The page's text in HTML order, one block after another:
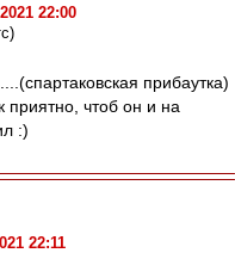
22:00
прибаутка)
приятно, чтоб он и на
:)
22:11